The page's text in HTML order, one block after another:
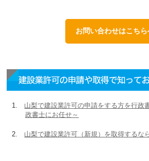
お問い合わせはこちら
建設業許可の申請や取得で知って
山梨で建設業許可の申請をする方を行政
政書士にお任せ～
山梨で建設業許可（新規）を取得するな